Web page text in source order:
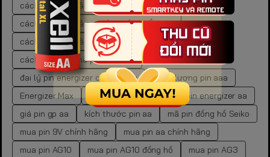
cách tra cứu mã pin đồng hồ
cách tra cứu mã pin đồng hồ chuẩn xác
cách tra cứu mã pin đồng hồ tại nhà
cách xác định mã pin đồng hồ
đại lý pin energizer chính hãng
dung lượng pin aaa
Energizer Max
Energizer Max AA
giá pin energizer aa
giá pin gp aa
kích thước pin aa
mã pin đồng hồ Seiko
mua pin 9V chính hãng
mua pin aa chính hãng
mua pin AG10
mua pin AG10 đồng hồ
mua pin AG3